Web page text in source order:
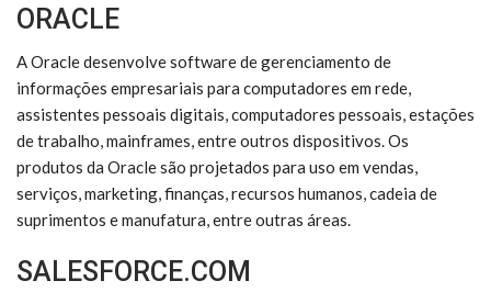
ORACLE
A Oracle desenvolve software de gerenciamento de
informações empresariais para computadores em rede,
assistentes pessoais digitais, computadores pessoais, estações
de trabalho, mainframes, entre outros dispositivos. Os
produtos da Oracle são projetados para uso em vendas,
serviços, marketing, finanças, recursos humanos, cadeia de
suprimentos e manufatura, entre outras áreas.
SALESFORCE.COM